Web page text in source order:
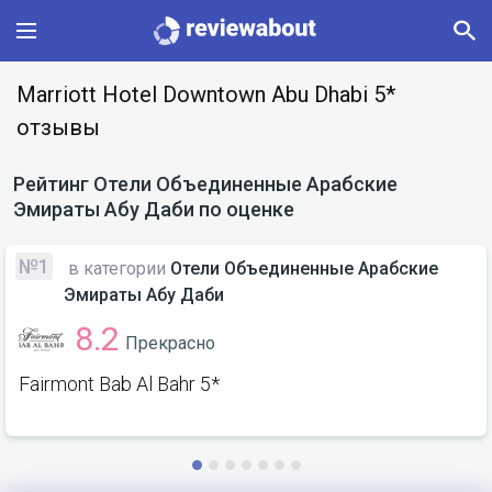
Main
Marriott Hotel Downtown Abu Dhabi 5*
отзывы
Рейтинг Отели Объединенные Арабские
Эмираты Абу Даби по оценке
№1 в категории Отели Объединенные Арабские
Эмираты Абу Даби
8.2 Прекрасно
Fairmont Bab Al Bahr 5*